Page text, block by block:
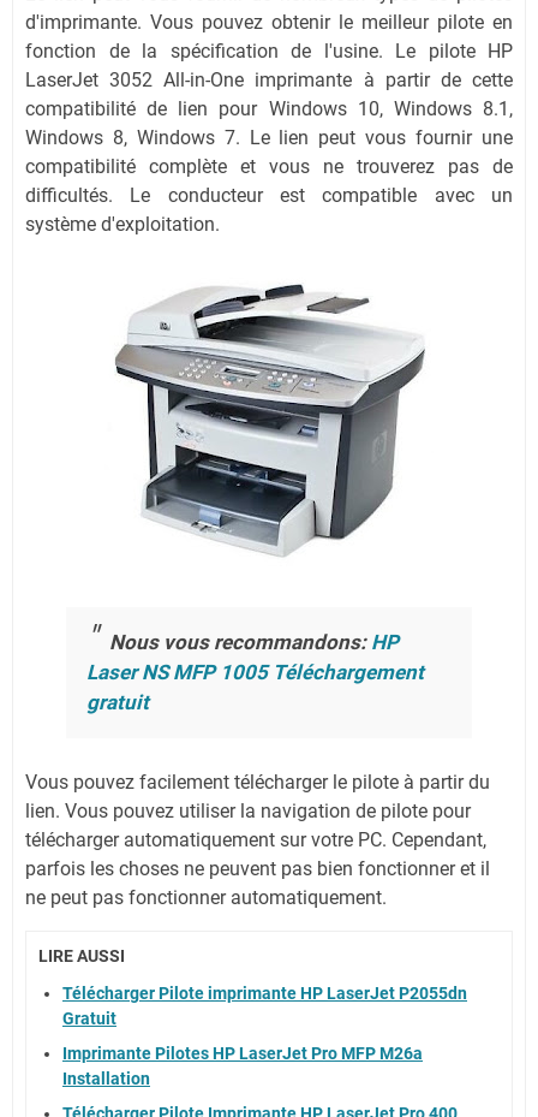
d'imprimante. Vous pouvez obtenir le meilleur pilote en
fonction de la spécification de l'usine. Le pilote HP
LaserJet 3052 All-in-One imprimante à partir de cette
compatibilité de lien pour Windows 10, Windows 8.1,
Windows 8, Windows 7. Le lien peut vous fournir une
compatibilité complète et vous ne trouverez pas de
difficultés. Le conducteur est compatible avec un
système d'exploitation.
Nous vous recommandons: HP
Laser NS MFP 1005 Téléchargement
gratuit
Vous pouvez facilement télécharger le pilote à partir du
lien. Vous pouvez utiliser la navigation de pilote pour
télécharger automatiquement sur votre PC. Cependant,
parfois les choses ne peuvent pas bien fonctionner et il
ne peut pas fonctionner automatiquement.
LIRE AUSSI
Télécharger Pilote imprimante HP LaserJet P2055dn
Gratuit
Imprimante Pilotes HP LaserJet Pro MFP M26a
Installation
Télécharger Pilote Imprimante HP LaserJet Pro 400